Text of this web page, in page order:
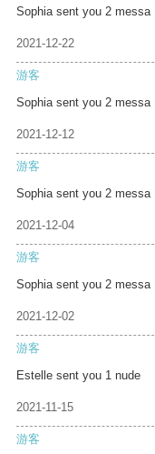
Sophia sent you 2 messa
2021-12-22
游客
Sophia sent you 2 messa
2021-12-12
游客
Sophia sent you 2 messa
2021-12-04
游客
Sophia sent you 2 messa
2021-12-02
游客
Estelle sent you 1 nude
2021-11-15
游客